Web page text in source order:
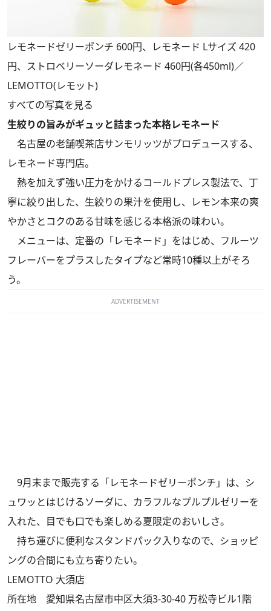
レモネードゼリーポンチ 600円、レモネード Lサイズ 420
円、ストロベリーソーダレモネード 460円(各450ml)／
LEMOTTO(レモット)
すべての写真を見る
生絞りの旨みがギュッと詰まった本格レモネード
名古屋の老舗喫茶店サンモリッツがプロデュースする、
レモネード専門店。
熱を加えず強い圧力をかけるコールドプレス製法で、丁
寧に絞り出した、生絞りの果汁を使用し、レモン本来の爽
やかさとコクのある甘味を感じる本格派の味わい。
メニューは、定番の「レモネード」をはじめ、フルーツ
フレーバーをプラスしたタイプなど常時10種以上がそろ
う。
ADVERTISEMENT
9月末まで販売する「レモネードゼリーポンチ」は、シ
ュワッとはじけるソーダに、カラフルなプルプルゼリーを
入れた、目でも口でも楽しめる夏限定のおいしさ。
持ち運びに便利なスタンドパック入りなので、ショッピ
ングの合間にも立ち寄りたい。
LEMOTTO 大須店
所在地 愛知県名古屋市中区大須3-30-40 万松寺ビル1階